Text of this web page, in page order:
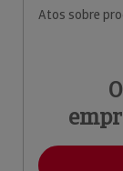
Atos sobre